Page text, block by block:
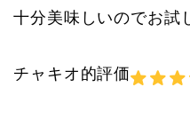
十分美味しいのでお試
チャキオ的評価